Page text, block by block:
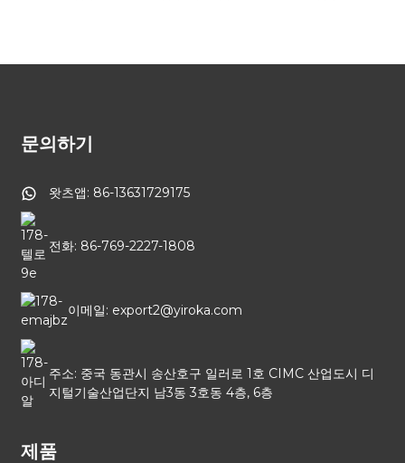
문의하기
왓츠앱: 86-13631729175
전화: 86-769-2227-1808
이메일: export2@yiroka.com
주소: 중국 동관시 송산호구 일러로 1호 CIMC 산업도시 디
지털기술산업단지 남3동 3호동 4층, 6층
제품